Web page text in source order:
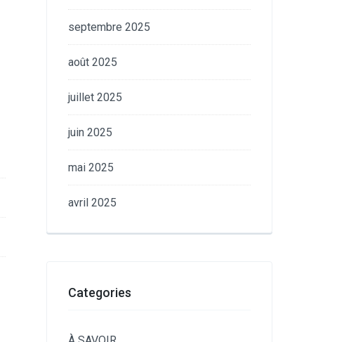
septembre 2025
août 2025
juillet 2025
juin 2025
mai 2025
avril 2025
Categories